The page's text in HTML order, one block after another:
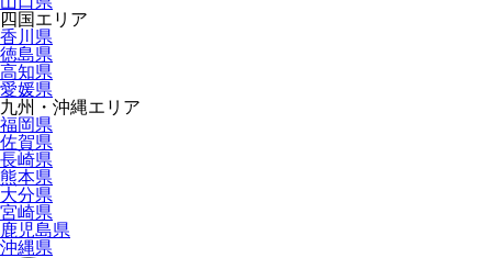
四国エリア
香川県
徳島県
高知県
愛媛県
九州・沖縄エリア
福岡県
佐賀県
長崎県
熊本県
大分県
宮崎県
鹿児島県
沖縄県